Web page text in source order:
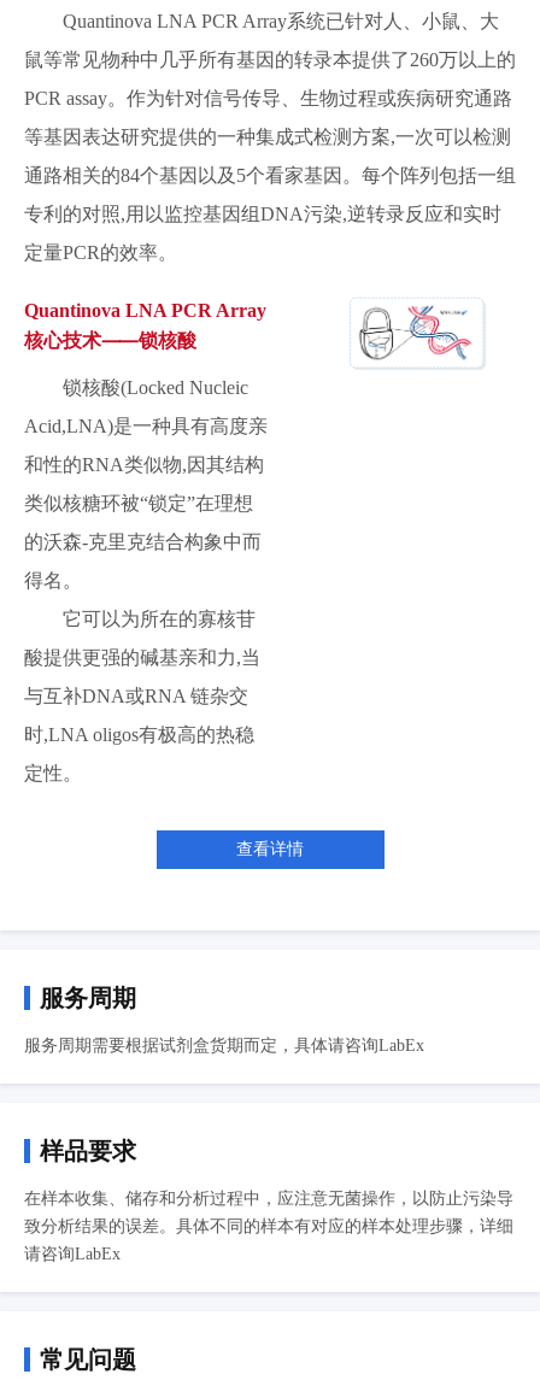
Quantinova LNA PCR Array系统已针对人、小鼠、大
鼠等常见物种中几乎所有基因的转录本提供了260万以上的
PCR assay。作为针对信号传导、生物过程或疾病研究通路
等基因表达研究提供的一种集成式检测方案,一次可以检测
通路相关的84个基因以及5个看家基因。每个阵列包括一组
专利的对照,用以监控基因组DNA污染,逆转录反应和实时
定量PCR的效率。
Quantinova LNA PCR Array
核心技术⸺锁核酸
锁核酸(Locked Nucleic
Acid,LNA)是一种具有高度亲
和性的RNA类似物,因其结构
类似核糖环被“锁定”在理想
的沃森-克里克结合构象中而
得名。
它可以为所在的寡核苷
酸提供更强的碱基亲和力,当
与互补DNA或RNA 链杂交
时,LNA oligos有极高的热稳
定性。
查看详情
服务周期
服务周期需要根据试剂盒货期而定，具体请咨询LabEx
样品要求
在样本收集、储存和分析过程中，应注意无菌操作，以防止污染导
致分析结果的误差。具体不同的样本有对应的样本处理步骤，详细
请咨询LabEx
常见问题